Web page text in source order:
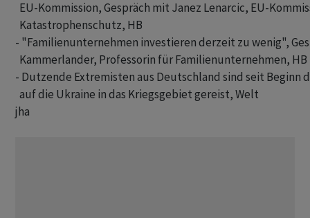
EU-Kommission, Gespräch mit Janez Lenarcic, EU-
  Katastrophenschutz, HB
- "Familienunternehmen investieren derzeit zu wenig",
  Kammerlander, Professorin für Familienunternehmen, HB
- Dutzende Extremisten aus Deutschland sind seit Beginn
jha